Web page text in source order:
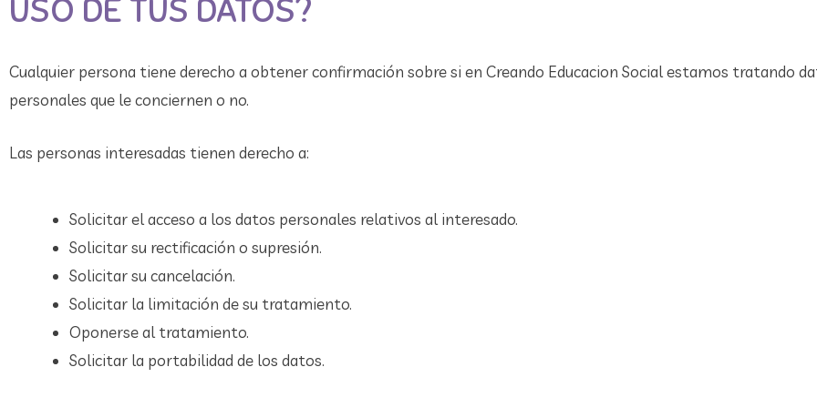
USO DE TUS DATOS?
Cualquier persona tiene derecho a obtener confirmación sobre si en Creando Educacion Social estamos tratando
personales que le conciernen o no.
Las personas interesadas tienen derecho a:
Solicitar el acceso a los datos personales relativos al interesado.
Solicitar su rectificación o supresión.
Solicitar su cancelación.
Solicitar la limitación de su tratamiento.
Oponerse al tratamiento.
Solicitar la portabilidad de los datos.